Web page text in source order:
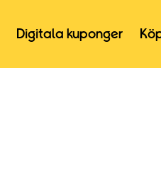
Digitala kuponger